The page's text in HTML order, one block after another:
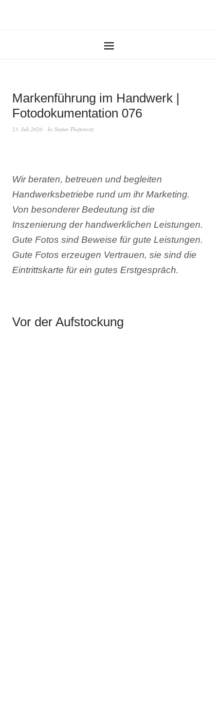
Markenführung im Handwerk |
Fotodokumentation 076
23. Juli 2020 by Stefan Theßenvitz
Wir beraten, betreuen und begleiten
Handwerksbetriebe rund um ihr Marketing.
Von besonderer Bedeutung ist die
Inszenierung der handwerklichen Leistungen.
Gute Fotos sind Beweise für gute Leistungen.
Gute Fotos erzeugen Vertrauen, sie sind die
Eintrittskarte für ein gutes Erstgespräch.
Vor der Aufstockung